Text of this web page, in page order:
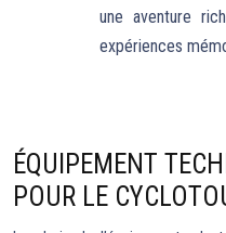
une aventure
expériences
ÉQUIPEMENT
POUR LE